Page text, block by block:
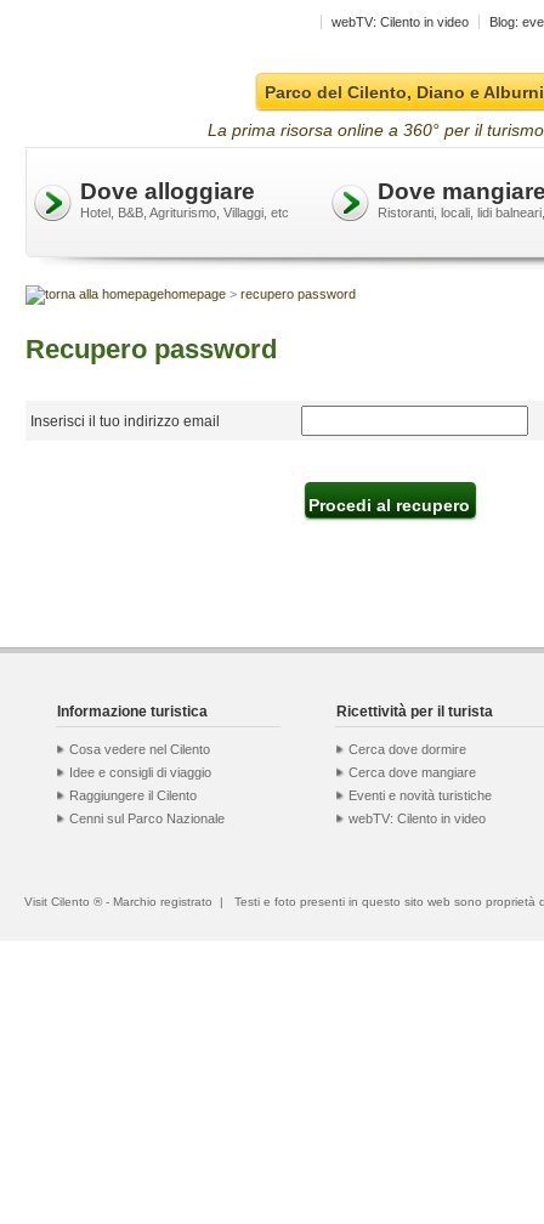
webTV: Cilento in video Blog:
Parco del Cilento, Diano e Alburni
La prima risorsa online a 360° per il
Dove alloggiare
Hotel, B&B, Agriturismo, Villaggi, etc
Dove
Ristoranti, locali, lidi
homepage > recupero password
Recupero password
Inserisci il tuo indirizzo email
Informazione turistica
Cosa vedere nel Cilento
Idee e consigli di viaggio
Raggiungere il Cilento
Cenni sul Parco Nazionale
Ricettività per il turista
Cerca dove dormire
Cerca dove mangiare
Eventi e novità turistiche
webTV: Cilento in video
Visit Cilento ® - Marchio registrato | Testi e foto presenti in questo sito web sono